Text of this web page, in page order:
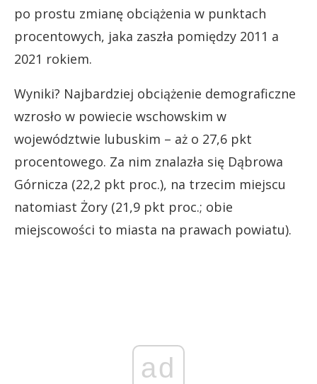
po prostu zmianę obciążenia w punktach
procentowych, jaka zaszła pomiędzy 2011 a
2021 rokiem.
Wyniki? Najbardziej obciążenie demograficzne
wzrosło w powiecie wschowskim w
województwie lubuskim – aż o 27,6 pkt
procentowego. Za nim znalazła się Dąbrowa
Górnicza (22,2 pkt proc.), na trzecim miejscu
natomiast Żory (21,9 pkt proc.; obie
miejscowości to miasta na prawach powiatu).
ad